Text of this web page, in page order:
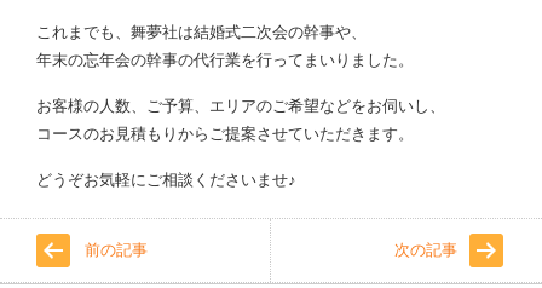
これまでも、舞夢社は結婚式二次会の幹事や、
年末の忘年会の幹事の代行業を行ってまいりました。
お客様の人数、ご予算、エリアのご希望などをお伺いし、
コースのお見積もりからご提案させていただきます。
どうぞお気軽にご相談くださいませ♪
前の記事 次の記事